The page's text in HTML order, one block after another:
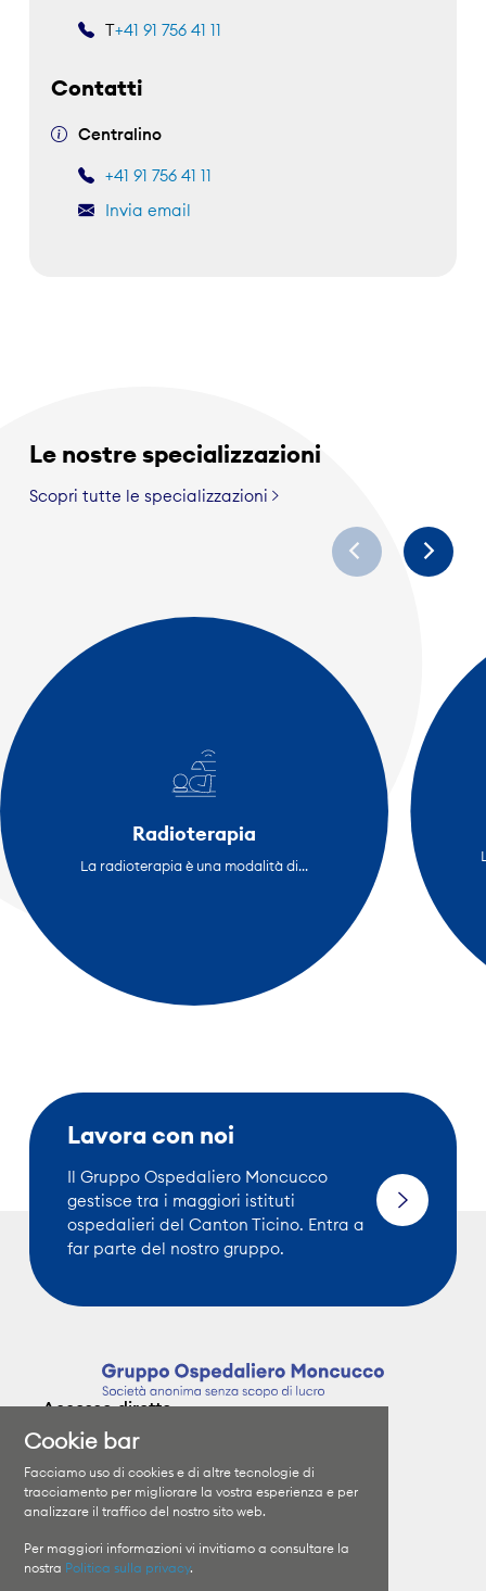
T+41 91 756 41 11
Contatti
Centralino
+41 91 756 41 11
Invia email
Le nostre specializzazioni
Scopri tutte le specializzazioni
Radioterapia
La radioterapia è una modalità di...
Lavora con noi
Il Gruppo Ospedaliero Moncucco
gestisce tra i maggiori istituti
ospedalieri del Canton Ticino. Entra a
far parte del nostro gruppo.
Accesso diretto
Clinica Moncucco
Clinica Santa Chiara
Orari di visita
Informazioni sui ricoveri
Specializzazioni
I medici
Il Gruppo
Lavora con noi
Cookie bar
Facciamo uso di cookies e di altre tecnologie di
tracciamento per migliorare la vostra esperienza e per
analizzare il traffico del nostro sito web.
Per maggiori informazioni vi invitiamo a consultare la
nostra Politica sulla privacy.